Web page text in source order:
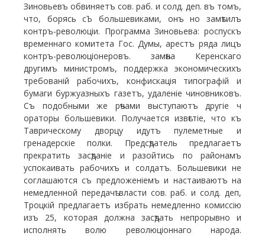
Зиновьевъ обвиняетъ сов. раб. и солд. деп. въ томъ,
что, борясь сЪ большевиками, онъ но замѣтилъ
контръ-революціи. Программа Зиновьева: роспускъ
временнаго комитета Гос. Думы, арестъ ряда лицъ
контръ-революціонеровъ. замѣна Керенскаго
другимъ министромъ, поддержка экономическихъ
требованій рабочихъ, конфискація типографій и
бумаги буржуазныхъ газетъ, удаленіе чиновниковъ.
Съ подобными же рѣчами выступаютъ другіе ч
ораторы большевики. Получается извѣстіе, что къ
Таврическому дворцу идутъ пулеметные и
гренадерскіе полки. Предсѣдатель предлагаетъ
прекратить засѣданіе и разойтись по районамъ
успокаивать рабочихъ и солдатъ. Большевики не
соглашаются съ предложеніемъ и настаиваютъ на
немедленной передачѣ власти сов. раб. и солд. деп,
Троцкій предлагаетъ избрать немедленно комиссію
изъ 25, которая должна засѣдать непрорывно и
исполнять волю революціоннаго народа.